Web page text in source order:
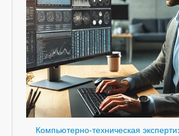
Компьютерно-техническая